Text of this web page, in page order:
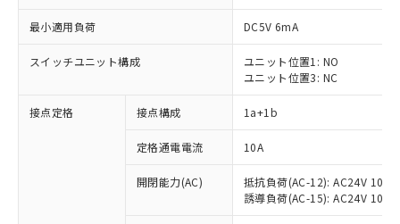
最小適用負荷 DC5V 6mA
スイッチユニット構成
ユニット位置1: NO
ユニット位置3: NC
接点定格 接点構成 1a+1b
定格通電電流 10A
開閉能力(AC)
抵抗負荷(AC-12): AC24V 10A/
誘導負荷(AC-15): AC24V